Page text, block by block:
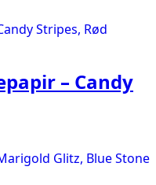
– Candy